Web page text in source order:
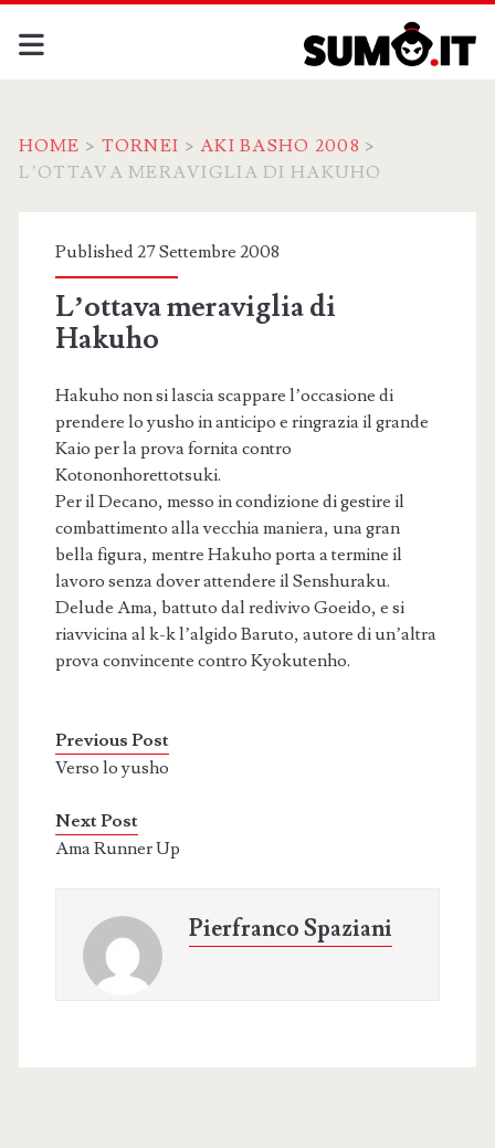
HOME > TORNEI >AKI BASHO 2008 >
L’OTTAVA MERAVIGLIA DI HAKUHO
Published 27 Settembre 2008
L’ottava meraviglia di
Hakuho
Hakuho non si lascia scappare l’occasione di
prendere lo yusho in anticipo e ringrazia il grande
Kaio per la prova fornita contro
Kotononhorettotsuki.
Per il Decano, messo in condizione di gestire il
combattimento alla vecchia maniera, una gran
bella figura, mentre Hakuho porta a termine il
lavoro senza dover attendere il Senshuraku.
Delude Ama, battuto dal redivivo Goeido, e si
riavvicina al k-k l’algido Baruto, autore di un’altra
prova convincente contro Kyokutenho.
Previous Post
Verso lo yusho
Next Post
Ama Runner Up
Pierfranco Spaziani